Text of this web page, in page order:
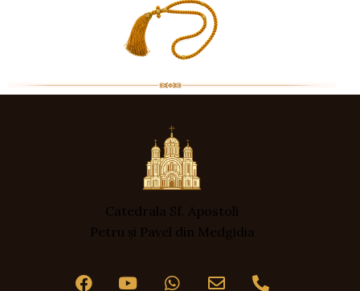
Catedrala Sf. Apostoli
Petru și Pavel din Medgidia